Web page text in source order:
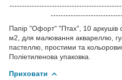
Папір "Офорт" "Птах", 10 аркушів
м2, для малювання аквареллю,
пастеллю, простими та
Поліетиленова упаковка.
Приховати